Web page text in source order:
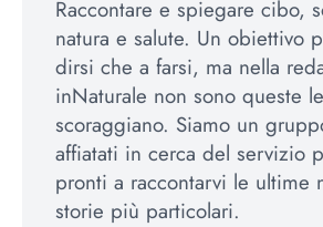
Raccontare e spiegare cibo,
natura e salute. Un obiettivo
dirsi che a farsi, ma nella
inNaturale non sono queste
scoraggiano. Siamo un
affiatati in cerca del servizio
pronti a raccontarvi le ultime
storie più particolari.